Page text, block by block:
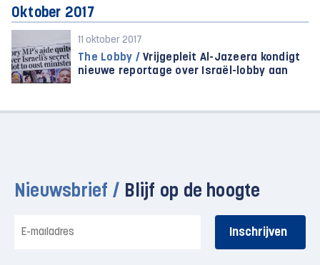
Oktober 2017
11 oktober 2017
The Lobby / Vrijgepleit Al-Jazeera kondigt
nieuwe reportage over Israël-lobby aan
Nieuwsbrief / Blijf op de hoogte
mailadres